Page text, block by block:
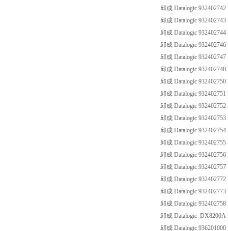
邱成 Datalogic
邱成 Datalogic
邱成 Datalogic
邱成 Datalogic
邱成 Datalogic
邱成 Datalogic
邱成 Datalogic
邱成 Datalogic
邱成 Datalogic
邱成 Datalogic
邱成 Datalogic
邱成 Datalogic
邱成 Datalogic
邱成 Datalogic
邱成 Datalogic
邱成 Datalogic
邱成 Datalogic
邱成 Datalogic DX8200A
邱成 Datalogic